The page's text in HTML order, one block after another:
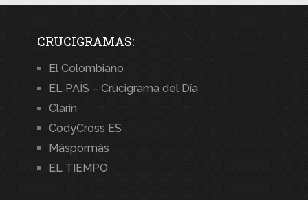
CRUCIGRAMAS:
El Colombiano
EL PAÍS – Crucigrama del Día
Clarín
CodyCross ES
Máspormás
EL TIEMPO